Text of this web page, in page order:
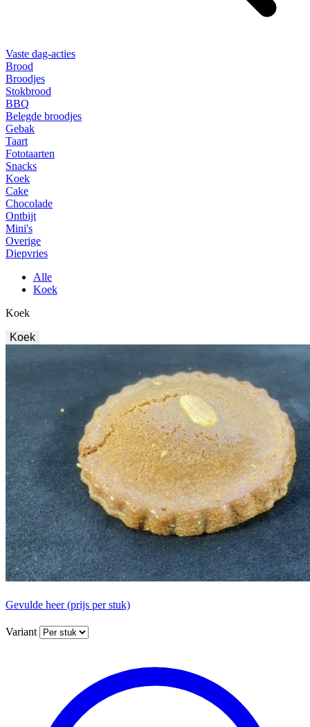
Vaste dag-acties
Brood
Broodjes
Stokbrood
BBQ
Belegde broodjes
Gebak
Taart
Fototaarten
Snacks
Koek
Cake
Chocolade
Ontbijt
Mini's
Overige
Diepvries
Alle
Koek
Koek
Koek
Gevulde heer (prijs per stuk)
Variant